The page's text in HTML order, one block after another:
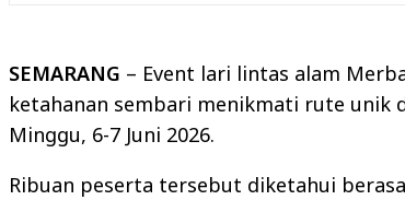
SEMARANG – Event lari lintas alam
ketahanan sembari menikmati rute unik
Minggu, 6-7 Juni 2026.
Ribuan peserta tersebut diketahui